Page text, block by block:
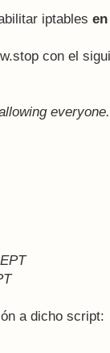
iptables
con el
a dicho script: